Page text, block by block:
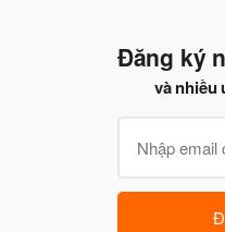
Đăng ký
và nhiều